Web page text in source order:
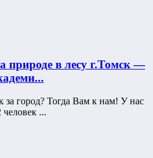
природе в лесу г.Томск —
город? Тогда Вам к нам! У нас
человек ...